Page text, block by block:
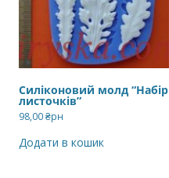
Силіконовий молд “Набір
листочків”
98,00₴рн
Додати в кошик